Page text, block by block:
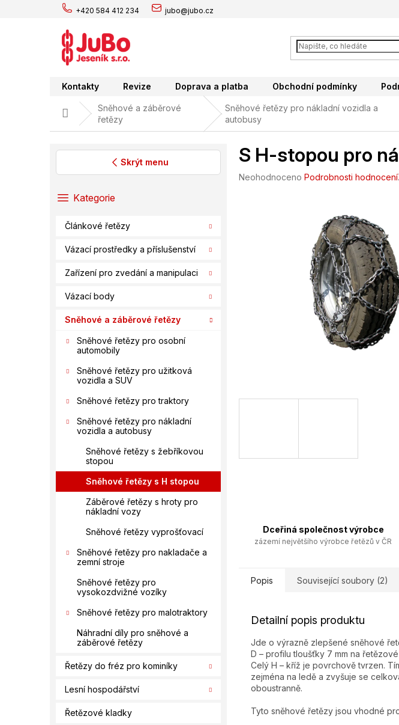
+420 584 412 234 jubo@jubo.cz
Kontakty Revize Doprava a platba Obchodní podmínky
Domů
Sněhové a záběrové
řetězy
Sněhové řetězy pro nákladní vozidla a
autobusy
Skrýt menu
PřeskočitKategorie
Článkové řetězy
Vázací prostředky a příslušenství
Zařízení pro zvedání a manipulaci
Vázací body
Sněhové a záběrové řetězy
Sněhové řetězy pro osobní
automobily
Sněhové řetězy pro užitková
vozidla a SUV
Sněhové řetězy pro traktory
Sněhové řetězy pro nákladní
vozidla a autobusy
Sněhové řetězy s žebříkovou
stopou
Sněhové řetězy s H stopou
Záběrové řetězy s hroty pro
nákladní vozy
Sněhové řetězy vyprošťovací
Sněhové řetězy pro nakladače a
zemní stroje
Sněhové řetězy pro
vysokozdvižné vozíky
Sněhové řetězy pro malotraktory
Náhradní díly pro sněhové a
záběrové řetězy
Řetězy do fréz pro kominíky
Lesní hospodářství
Řetězové kladky
S H-stopou pro
Průměrné
Neohodnoceno Podrobnosti hodnocení
Dceřiná společnost výrobce
zázemí největšího výrobce řetězů v ČR
Popis Související soubory (2)
Detailní popis produktu
Jde o výrazně zlepšené sněhové
D – profilu tloušťky 7 mm na
Celý H – kříž je povrchově tvrzen.
zejména na ledě a zvyšuje se
oboustranně.
Tyto sněhové řetězy jsou vhodné